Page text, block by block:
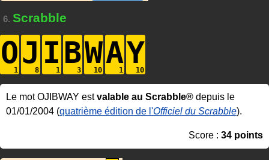
6. Scrabble
OJ I BWAY
Le mot OJIBWAY estvalable au Scrabble® depuis le
01/01/2004 (quatrième édition de l'Officiel du Scrabble).
Score : 34 points